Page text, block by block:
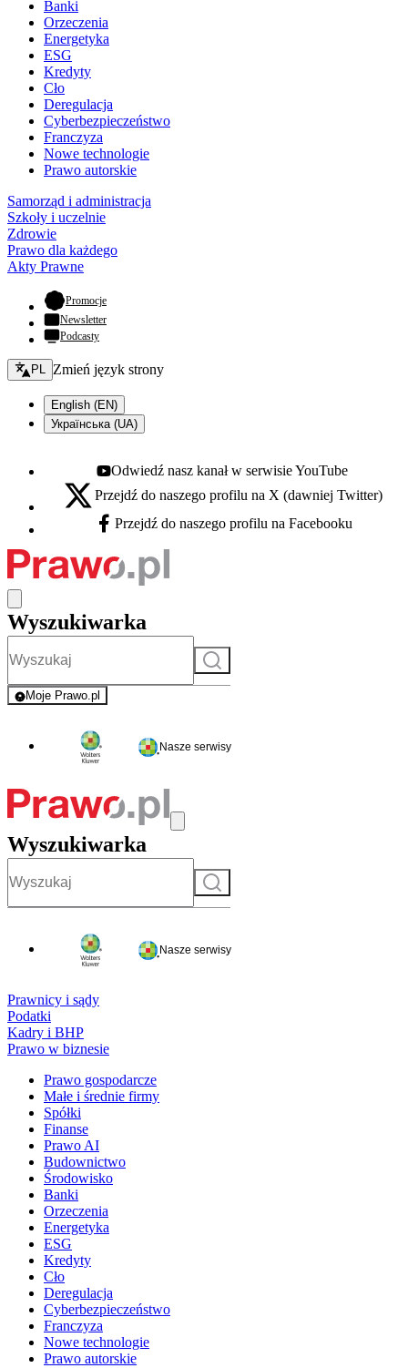
Banki
Orzeczenia
Energetyka
ESG
Kredyty
Cło
Deregulacja
Cyberbezpieczeństwo
Franczyza
Nowe technologie
Prawo autorskie
Samorząd i administracja
Szkoły i uczelnie
Zdrowie
Prawo dla każdego
Akty Prawne
Promocje- otwiera się w nowej karcie
Newsletter
Podcasty
Zmień język - bieżący:
PL Zmień język strony
English (EN)
Українська (UA)
Youtube - otwiera się w nowej karcie
Odwiedź nasz kanał w serwisie YouTube
X - otwiera się w nowej karcie
Przejdź do naszego profilu na X (dawniej Twitter)
Facebook - otwiera się w nowej karcie
Przejdź do naszego profilu na Facebooku
Wyszukiwarka
Szukaj
Moje Prawo.pl
- rejestracja i logowanie do serwisu
Nasze serwisy
Wyszukiwarka
Szukaj
Nasze serwisy
Prawnicy i sądy
Podatki
Kadry i BHP
Prawo w biznesie
Prawo gospodarcze
Małe i średnie firmy
Spółki
Finanse
Prawo AI
Budownictwo
Środowisko
Banki
Orzeczenia
Energetyka
ESG
Kredyty
Cło
Deregulacja
Cyberbezpieczeństwo
Franczyza
Nowe technologie
Prawo autorskie